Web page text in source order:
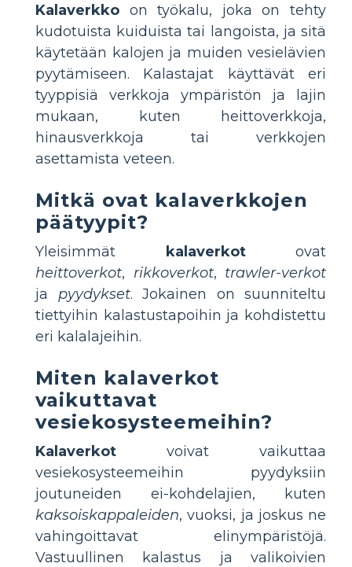
Kalaverkko on työkalu, joka on tehty
kudotuista kuiduista tai langoista, ja sitä
käytetään kalojen ja muiden vesielävien
pyytämiseen. Kalastajat käyttävät eri
tyyppisiä verkkoja ympäristön ja lajin
mukaan, kuten heittoverkkoja,
hinausverkkoja tai verkkojen
asettamista veteen.
Mitkä ovat kalaverkkojen
päätyypit?
Yleisimmät kalaverkotovat
heittoverkot, rikkoverkot, trawler-verkot
ja pyydykset. Jokainen on suunniteltu
tiettyihin kalastustapoihin ja kohdistettu
eri kalalajeihin.
Miten kalaverkot
vaikuttavat
vesiekosysteemeihin?
Kalaverkot voivat vaikuttaa
vesiekosysteemeihin pyydyksiin
joutuneiden ei-kohdelajien, kuten
kaksoiskappaleiden, vuoksi, ja joskus ne
vahingoittavat elinympäristöjä.
Vastuullinen kalastus ja valikoivien